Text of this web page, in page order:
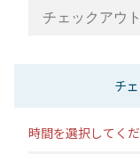
チ
時間を選択してく